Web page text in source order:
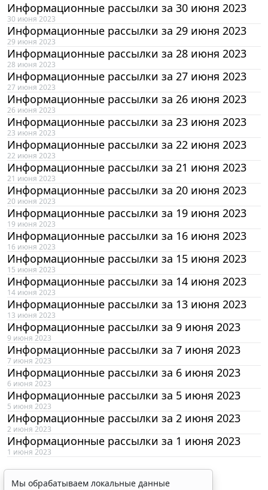
Информационные рассылки за 30 июня 2023
30 июня 2023
Информационные рассылки за 29 июня 2023
29 июня 2023
Информационные рассылки за 28 июня 2023
28 июня 2023
Информационные рассылки за 27 июня 2023
27 июня 2023
Информационные рассылки за 26 июня 2023
26 июня 2023
Информационные рассылки за 23 июня 2023
23 июня 2023
Информационные рассылки за 22 июня 2023
22 июня 2023
Информационные рассылки за 21 июня 2023
21 июня 2023
Информационные рассылки за 20 июня 2023
20 июня 2023
Информационные рассылки за 19 июня 2023
19 июня 2023
Информационные рассылки за 16 июня 2023
16 июня 2023
Информационные рассылки за 15 июня 2023
15 июня 2023
Информационные рассылки за 14 июня 2023
14 июня 2023
Информационные рассылки за 13 июня 2023
13 июня 2023
Информационные рассылки за 9 июня 2023
9 июня 2023
Информационные рассылки за 7 июня 2023
7 июня 2023
Информационные рассылки за 6 июня 2023
6 июня 2023
Информационные рассылки за 5 июня 2023
5 июня 2023
Информационные рассылки за 2 июня 2023
2 июня 2023
Информационные рассылки за 1 июня 2023
1 июня 2023
Мы обрабатываем локальные данные